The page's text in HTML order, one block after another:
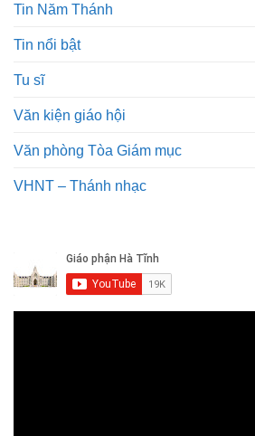
Tin Năm Thánh
Tin nổi bật
Tu sĩ
Văn kiện giáo hội
Văn phòng Tòa Giám mục
VHNT – Thánh nhạc